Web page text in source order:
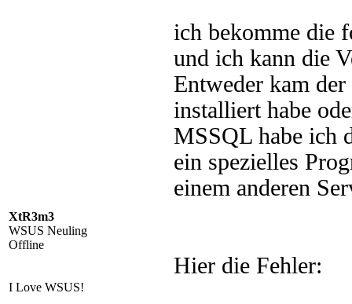
XtR3m3
WSUS Neuling
Offline
I Love WSUS!
ich bekomme die
und ich kann die
Entweder kam
installiert habe
MSSQL habe ich
ein spezielles
einem anderen
Hier die Fehler: